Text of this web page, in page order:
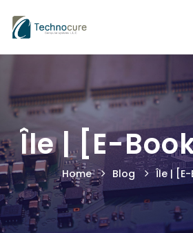
Île | [E-
Home Blog Île | [E-